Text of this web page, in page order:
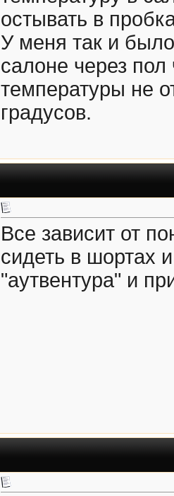
остывать в
У меня так и
салоне через
температуры не
градусов.
Все зависит от
сидеть в шортах
"аутвентура" и